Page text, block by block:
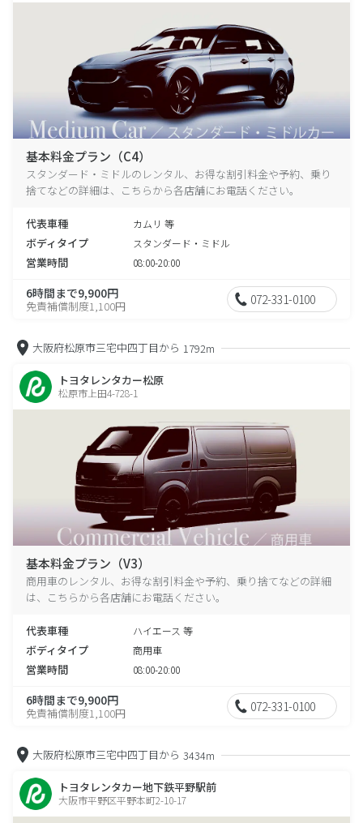
基本料金プラン（C4）
スタンダード・ミドルのレンタル、お得な割引料金や予約、乗り
捨てなどの詳細は、こちらから各店舗にお電話ください。
代表車種 カムリ 等
ボディタイプ スタンダード・ミドル
営業時間 08:00-20:00
6時間まで9,900円
免責補償制度1,100円 072-331-0100
大阪府松原市三宅中四丁目から 1792m
トヨタレンタカー松原
松原市上田4-728-1
基本料金プラン（V3）
商用車のレンタル、お得な割引料金や予約、乗り捨てなどの詳細
は、こちらから各店舗にお電話ください。
代表車種 ハイエース 等
ボディタイプ 商用車
営業時間 08:00-20:00
6時間まで9,900円
免責補償制度1,100円 072-331-0100
大阪府松原市三宅中四丁目から 3434m
トヨタレンタカー地下鉄平野駅前
大阪市平野区平野本町2-10-17